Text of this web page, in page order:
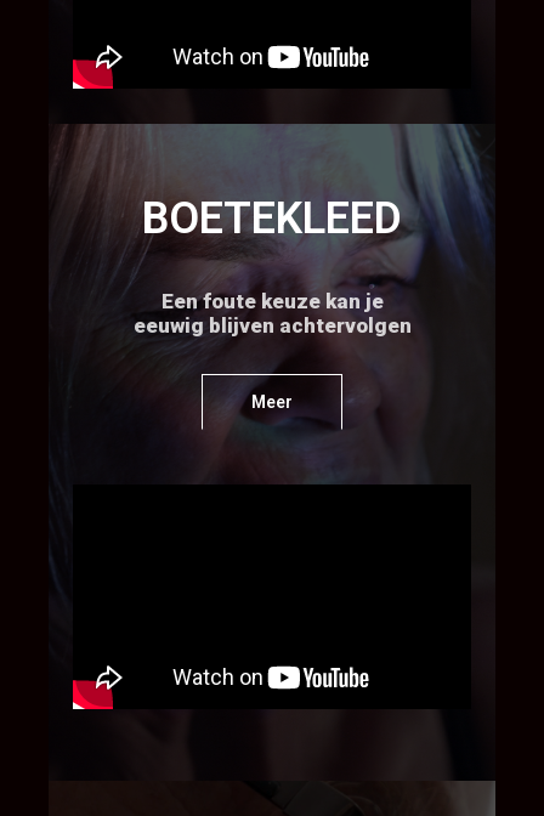
BOETEKLEED
Een foute keuze kan je
eeuwig blijven achtervolgen
Meer